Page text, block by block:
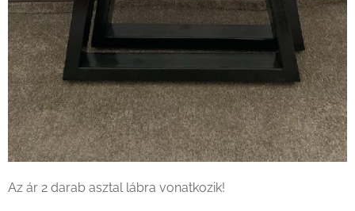
Az ár 2 darab asztal lábra vonatkozik!